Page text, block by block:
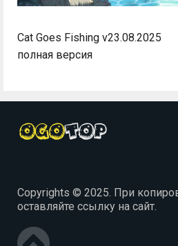
Cat Goes Fishing v23.08.2025
полная версия
Copyrights © 2025. При
оставляйте ссылку на сайт.